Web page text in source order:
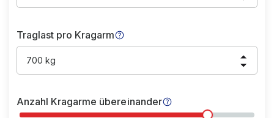
Traglast pro Kragarm
700 kg
Anzahl Kragarme übereinander